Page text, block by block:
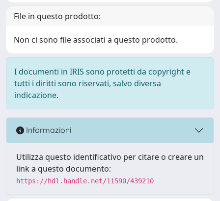
File in questo prodotto:
Non ci sono file associati a questo prodotto.
I documenti in IRIS sono protetti da copyright e
tutti i diritti sono riservati, salvo diversa
indicazione.
Informazioni
Utilizza questo identificativo per citare o creare un
link a questo documento:
https://hdl.handle.net/11590/439210